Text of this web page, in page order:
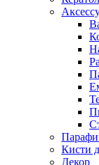
Кисти
Декор